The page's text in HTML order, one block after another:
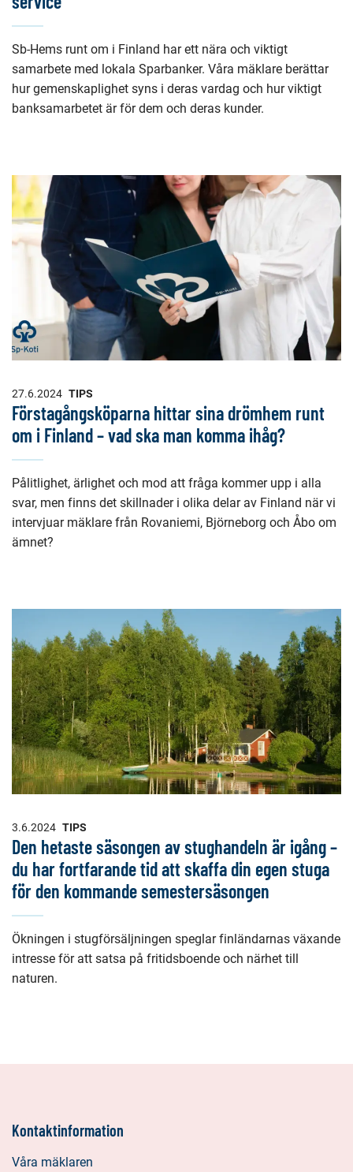
Sb-Hems runt om i Finland har ett nära och viktigt
samarbete med lokala Sparbanker. Våra mäklare berättar
hur gemenskaplighet syns i deras vardag och hur viktigt
banksamarbetet är för dem och deras kunder.
27.6.2024 TIPS
Förstagångsköparna hittar sina drömhem runt
om i Finland – vad ska man komma ihåg?
Pålitlighet, ärlighet och mod att fråga kommer upp i alla
svar, men finns det skillnader i olika delar av Finland när vi
intervjuar mäklare från Rovaniemi, Björneborg och Åbo om
ämnet?
3.6.2024 TIPS
Den hetaste säsongen av stughandeln är igång –
du har fortfarande tid att skaffa din egen stuga
för den kommande semestersäsongen
Ökningen i stugförsäljningen speglar finländarnas växande
intresse för att satsa på fritidsboende och närhet till
naturen.
Kontaktinformation
Våra mäklaren